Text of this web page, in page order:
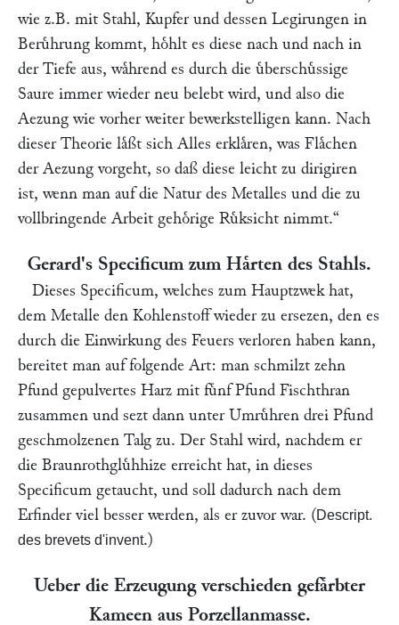
wie z.B. mit Stahl, Kupfer und dessen Legirungen in
Beruͤhrung kommt, hoͤhlt es diese nach und nach in
der Tiefe aus, waͤhrend es durch die uͤberschuͤssige
Saure immer wieder neu belebt wird, und also die
Aezung wie vorher weiter bewerkstelligen kann. Nach
dieser Theorie laͤßt sich Alles erklaͤren, was Flaͤchen
der Aezung vorgeht, so daß diese leicht zu dirigiren
ist, wenn man auf die Natur des Metalles und die zu
vollbringende Arbeit gehoͤrige Ruͤksicht nimmt.“
Gerard's Specificum zum Haͤrten des Stahls.
Dieses Specificum, welches zum Hauptzwek hat,
dem Metalle den Kohlenstoff wieder zu ersezen, den es
durch die Einwirkung des Feuers verloren haben kann,
bereitet man auf folgende Art: man schmilzt zehn
Pfund gepulvertes Harz mit fuͤnf Pfund Fischthran
zusammen und sezt dann unter Umruͤhren drei Pfund
geschmolzenen Talg zu. Der Stahl wird, nachdem er
die Braunrothgluͤhhize erreicht hat, in dieses
Specificum getaucht, und soll dadurch nach dem
Erfinder viel besser werden, als er zuvor war. (Descript.
des brevets d'invent.)
Ueber die Erzeugung verschieden gefaͤrbter
Kameen aus Porzellanmasse.